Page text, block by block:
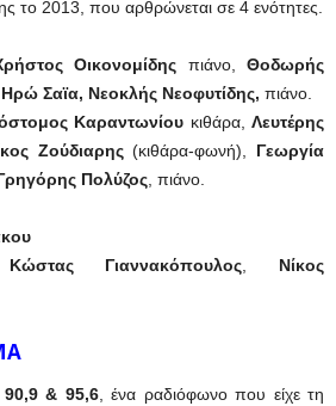
το 2013, που αρθρώνεται σε 4 ενότητες.
Οικονομίδης πιάνο,Θοδωρής
Ηρώ Σαϊα, Νεοκλής Νεοφυτίδης, πιάνο.
Καραντωνίου κιθάρα, Λευτέρης
Ζούδιαρης(κιθάρα-φωνή), Γεωργία
Πολύζος , πιάνο.
Κώστας Γιαννακόπουλος
Νίκος
& 95,6, ένα ραδιόφωνο που είχε τη